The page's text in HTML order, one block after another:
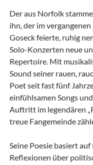
Der aus Norfolk
ihn, der im
Goseck feierte, ruhig
Solo-Konzerten neue
Repertoire. Mit
Sound seiner rauen,
Poet seit fast fünf
einfühlsamen Songs
Auftritt im legendären
treue Fangemeinde
Seine Poesie basiert
Reflexionen über